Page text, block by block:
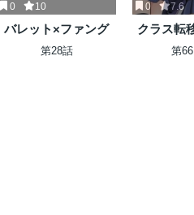
0 10
バレット×ファング
第28話
0 7.6
クラス転
ハブられ
第